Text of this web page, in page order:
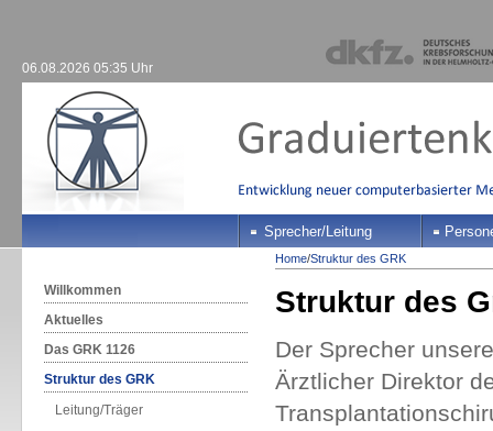
06.08.2026 05:35 Uhr
Sprecher/Leitung
Willkommen
Aktuelles
Das GRK 1126
Struktur des GRK
Leitung/Träger
Home/Struktur des GRK
Struktur des
Der Sprecher
Ärztlicher Direktor